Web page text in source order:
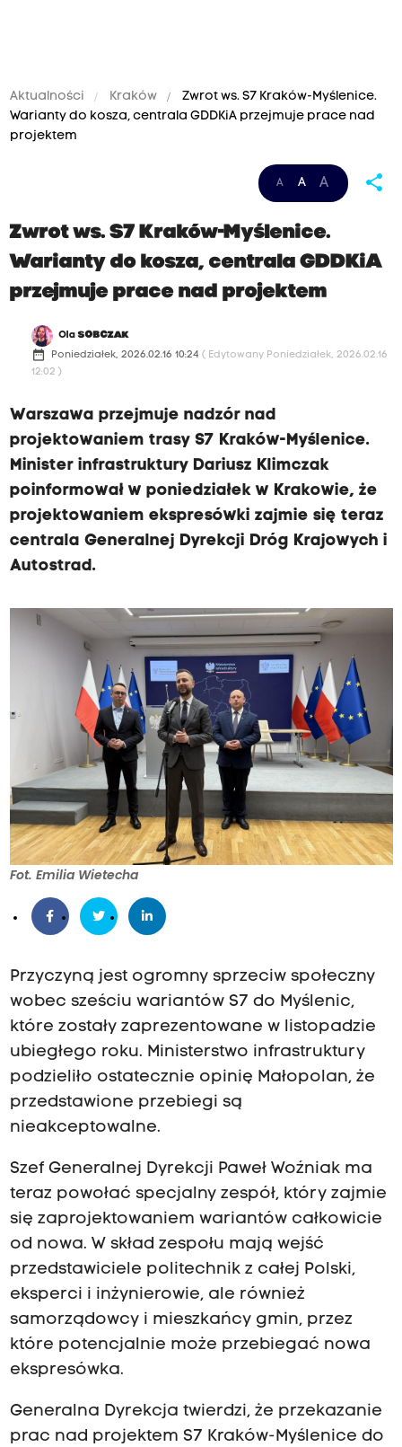
Aktualności Kraków
Zwrot ws. S7 Kraków-Myślenice.
Warianty do kosza, centrala GDDKiA przejmuje prace nad
projektem
A A A share
Zwrot ws. S7 Kraków-Myślenice.
Warianty do kosza, centrala GDDKiA
przejmuje prace nad projektem
OlaSOBCZAK
date_range Poniedziałek, 2026.02.16 10:24 ( Edytowany Poniedziałek, 2026.02.16
12:02 )
Warszawa przejmuje nadzór nad
projektowaniem trasy S7 Kraków-Myślenice.
Minister infrastruktury Dariusz Klimczak
poinformował w poniedziałek w Krakowie, że
projektowaniem ekspresówki zajmie się teraz
centrala Generalnej Dyrekcji Dróg Krajowych i
Autostrad.
Fot. Emilia Wietecha
Przyczyną jest ogromny sprzeciw społeczny
wobec sześciu wariantów S7 do Myślenic,
które zostały zaprezentowane w listopadzie
ubiegłego roku. Ministerstwo infrastruktury
podzieliło ostatecznie opinię Małopolan, że
przedstawione przebiegi są
nieakceptowalne.
Szef Generalnej Dyrekcji Paweł Woźniak ma
teraz powołać specjalny zespół, który zajmie
się zaprojektowaniem wariantów całkowicie
od nowa. W skład zespołu mają wejść
przedstawiciele politechnik z całej Polski,
eksperci i inżynierowie, ale również
samorządowcy i mieszkańcy gmin, przez
które potencjalnie może przebiegać nowa
ekspresówka.
Generalna Dyrekcja twierdzi, że przekazanie
prac nad projektem S7 Kraków-Myślenice do